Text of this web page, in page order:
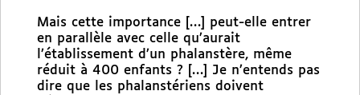
Mais cette importance […] peut-elle entrer
en parallèle avec celle qu’aurait
l’établissement d’un phalanstère, même
réduit à 400 enfants ? […] Je n’entends pas
dire que les phalanstériens doivent